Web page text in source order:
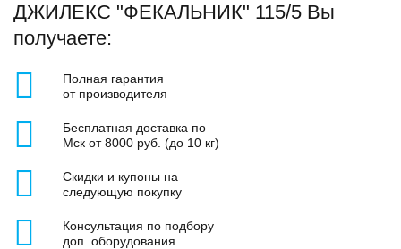
ДЖИЛЕКС "ФЕКАЛЬНИК" 115/5 Вы
получаете:
Полная гарантия
от производителя
Бесплатная доставка по
Мск от 8000 руб. (до 10 кг)
Скидки и купоны на
следующую покупку
Консультация по подбору
доп. оборудования